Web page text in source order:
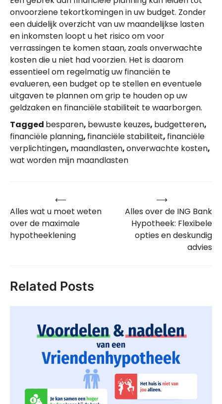
onvoorziene tekortkomingen in uw budget. Zonder
een duidelijk overzicht van uw maandelijkse lasten
en inkomsten loopt u het risico om voor
verrassingen te komen staan, zoals onverwachte
kosten die u niet had voorzien. Het is daarom
essentieel om regelmatig uw financiën te
evalueren, een budget op te stellen en eventuele
uitgaven te plannen om grip te houden op uw
geldzaken en financiële stabiliteit te waarborgen.
Tagged besparen, bewuste keuzes, budgetteren,
financiële planning, financiële stabiliteit, financiële
verplichtingen, maandlasten,onverwachte kosten,
wat worden mijn maandlasten
navigatie
⟵
Alles wat u moet weten
over de maximale
hypotheeklening
Alles over de ING Bank
Hypotheek: Flexibele
opties en deskundig
advies
⟶
Related Posts